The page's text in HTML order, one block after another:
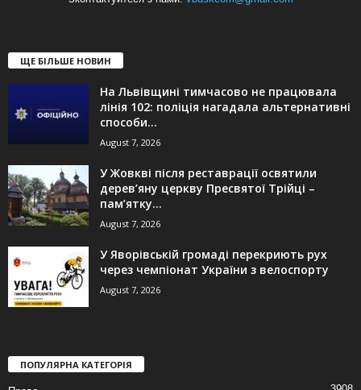
ЩЕ БІЛЬШЕ НОВИН
На Львівщині тимчасово не працювала
лінія 102: поліція нагадала альтернативні
способи...
August 7, 2026
У Жовкві після реставрації освятили
дерев’яну церкву Пресвятої Трійці –
пам’ятку...
August 7, 2026
У Яворівській громаді перекриють рух
через чемпіонат України з велоспорту
August 7, 2026
ПОПУЛЯРНА КАТЕГОРІЯ